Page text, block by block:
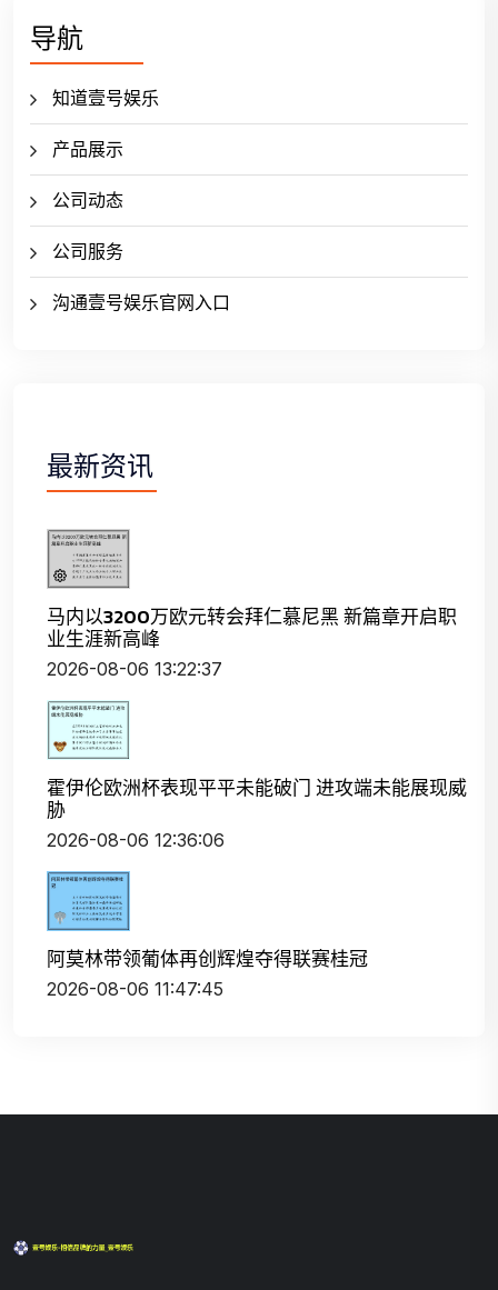
导航
知道壹号娱乐
产品展示
公司动态
公司服务
沟通壹号娱乐官网入口
最新资讯
马内以3200万欧元转会拜仁慕尼黑 新篇章开启职
业生涯新高峰
2026-08-06 13:22:37
霍伊伦欧洲杯表现平平未能破门 进攻端未能展现威
胁
2026-08-06 12:36:06
阿莫林带领葡体再创辉煌夺得联赛桂冠
2026-08-06 11:47:45